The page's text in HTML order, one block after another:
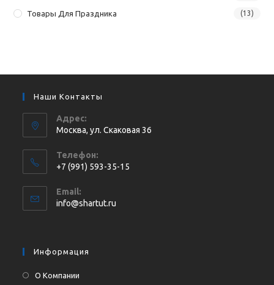
Товары Для Праздника (13)
Наши Контакты
Адрес:
Москва, ул. Cкаковая 36
Телефон:
+7 (991) 593-35-15
в
вашем
Email:
info@shartut.ru
Информация
О Компании